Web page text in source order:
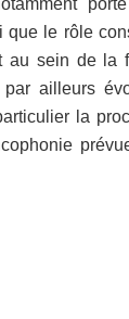
que le rôle
au sein de la
ailleurs
la